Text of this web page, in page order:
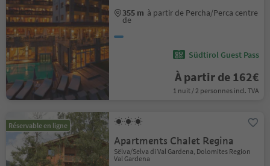
355 m à partir de Percha/Perca centre
de
Südtirol Guest Pass
À partir de 162€
1 nuit / 2 personnes incl. TVA
Réservable en ligne
Apartments Chalet Regina
Sëlva/Selva di Val Gardena, Dolomites Region
Val Gardena